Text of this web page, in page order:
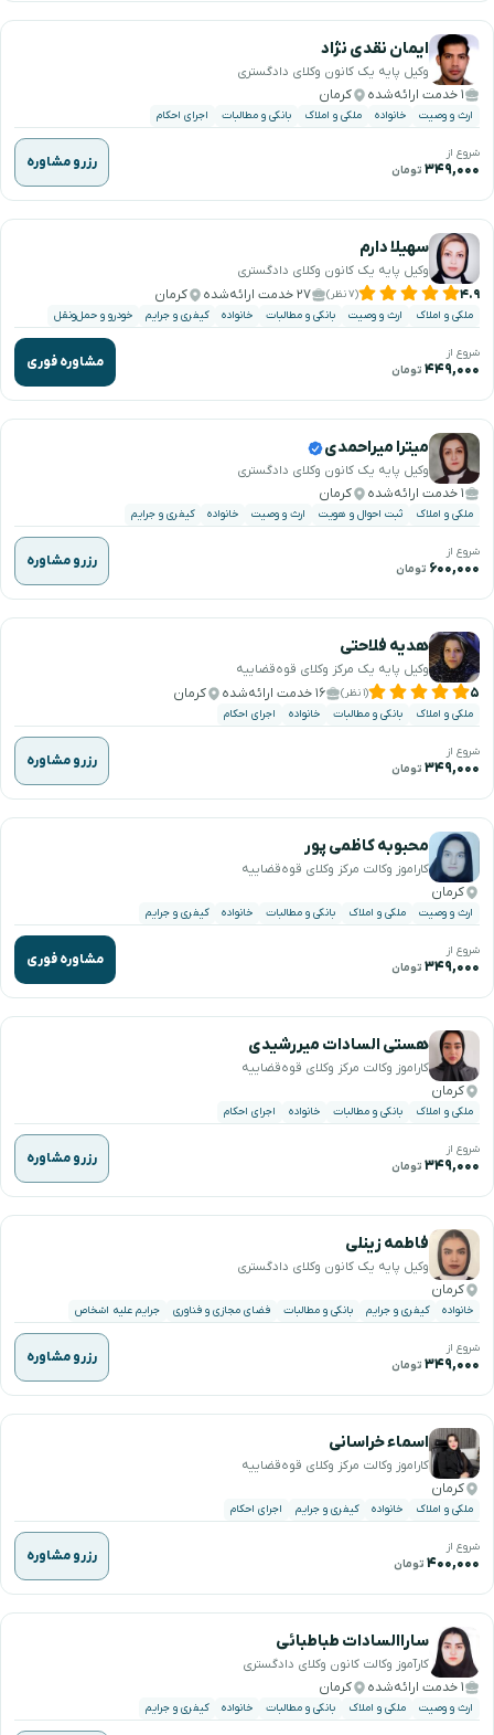
ایمان نقدی نژاد
وکیل پایه یک کانون وکلای دادگستری
۱ خدمت ارائه‌شده کرمان
ارث و وصیت خانواده ملکی و املاک بانکی و مطالبات اجرای احکام
شروع از
۳۴۹,۰۰۰ تومان رزرو مشاوره
سهیلا دارم
وکیل پایه یک کانون وکلای دادگستری
۴.۹ (۷ نظر) ۲۷ خدمت ارائه‌شده کرمان
ملکی و املاک ارث و وصیت بانکی و مطالبات خانواده کیفری و جرایم خودرو و حمل‌ونقل
شروع از
۴۴۹,۰۰۰ تومان مشاوره فوری
میترا میراحمدی
وکیل پایه یک کانون وکلای دادگستری
۱ خدمت ارائه‌شده کرمان
ملکی و املاک ثبت احوال و هویت ارث و وصیت خانواده کیفری و جرایم
شروع از
۶۰۰,۰۰۰ تومان رزرو مشاوره
هدیه فلاحتی
وکیل پایه یک مرکز وکلای قوه‌قضاییه
۵ (۱ نظر) ۱۶ خدمت ارائه‌شده کرمان
ملکی و املاک بانکی و مطالبات خانواده اجرای احکام
شروع از
۳۴۹,۰۰۰ تومان رزرو مشاوره
محبوبه کاظمی پور
کاراموز وکالت مرکز وکلای قوه‌قضاییه
کرمان
ارث و وصیت ملکی و املاک بانکی و مطالبات خانواده کیفری و جرایم
شروع از
۳۴۹,۰۰۰ تومان مشاوره فوری
هستی السادات میررشیدی
کاراموز وکالت مرکز وکلای قوه‌قضاییه
کرمان
ملکی و املاک بانکی و مطالبات خانواده اجرای احکام
شروع از
۳۴۹,۰۰۰ تومان رزرو مشاوره
فاطمه زینلی
وکیل پایه یک کانون وکلای دادگستری
کرمان
خانواده کیفری و جرایم بانکی و مطالبات فضای مجازی و فناوری جرایم علیه اشخاص
شروع از
۳۴۹,۰۰۰ تومان رزرو مشاوره
اسماء خراسانی
کاراموز وکالت مرکز وکلای قوه‌قضاییه
کرمان
ملکی و املاک خانواده کیفری و جرایم اجرای احکام
شروع از
۴۰۰,۰۰۰ تومان رزرو مشاوره
ساراالسادات طباطبائی
کارآموز وکالت کانون وکلای دادگستری
۱ خدمت ارائه‌شده کرمان
ارث و وصیت ملکی و املاک بانکی و مطالبات خانواده کیفری و جرایم